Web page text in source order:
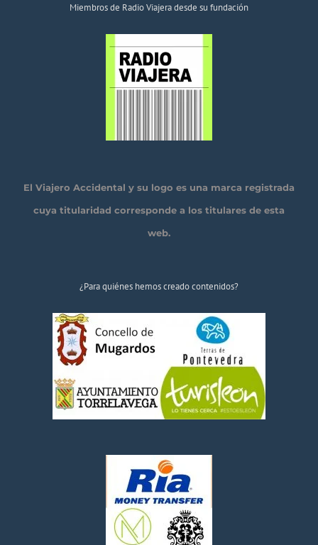
Miembros de Radio Viajera desde su fundación
El Viajero Accidental y su logo es una marca registrada
cuya titularidad corresponde a los titulares de esta
web.
¿Para quiénes hemos creado contenidos?